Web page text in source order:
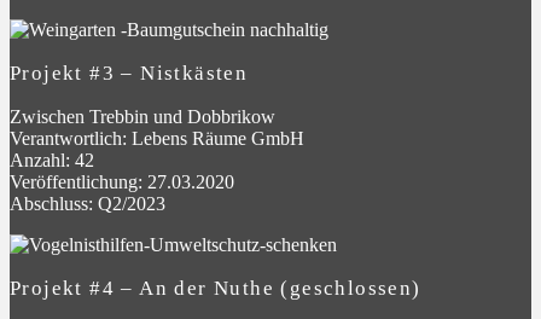
Projekt #3 – Nistkästen
Zwischen Trebbin und Dobbrikow
Verantwortlich: Lebens Räume GmbH
Anzahl: 42
Veröffentlichung: 27.03.2020
Abschluss: Q2/2023
Projekt #4 – An der Nuthe (geschlossen)